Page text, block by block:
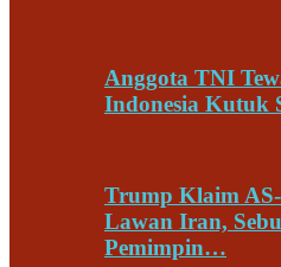
Anggota TNI
Indonesia Kutuk
Trump Klaim
Lawan Iran,
Pemimpin…